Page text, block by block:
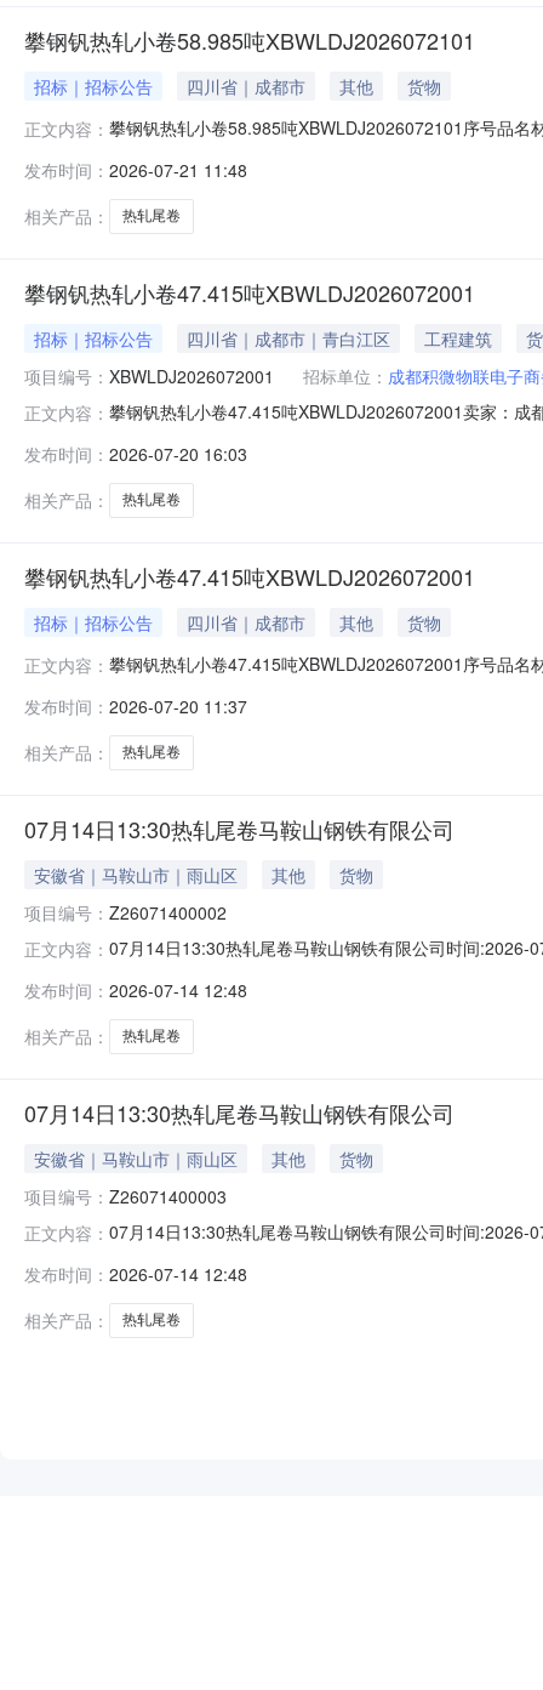
攀钢钒热轧小卷58.985吨XBWLDJ2026072101
招标｜招标公告 四川省｜成都市 其他
货物
正文内容： 攀钢钒热轧小卷58.985吨XBWLDJ2026072101序号品
热轧尾卷（小卷）S355MC(X)2*1145*C攀钢钒1/1.9破
发布时间： 2026-07-21 11:48
相关产品：
热轧尾卷
攀钢钒热轧小卷47.415吨XBWLDJ2026072001
招标｜招标公告 四川省｜成都市｜青白江区 工程建筑
项目编号： XBWLDJ2026072001 招标单位： 成都积微物联电子
正文内容： 攀钢钒热轧小卷47.415吨XBWLDJ2026072001卖家：
1/1.795折边(因非计划产品的特殊性，可能存在与描述
发布时间： 2026-07-20 16:03
相关产品：
热轧尾卷
攀钢钒热轧小卷47.415吨XBWLDJ2026072001
招标｜招标公告 四川省｜成都市 其他
货物
正文内容： 攀钢钒热轧小卷47.415吨XBWLDJ2026072001序号品
卷）Q235B2.3*1250*C攀钢钒1/2.64折边(因非计划产品
发布时间： 2026-07-20 11:37
相关产品：
热轧尾卷
07月14日13:30热轧尾卷马鞍山钢铁有限公司
安徽省｜马鞍山市｜雨山区 其他
货物
项目编号： Z26071400002
正文内容： 07月14日13:30热轧尾卷马鞍山钢铁有限公司时间
保证金：￥500.00元交易保证金：￥500.00元竞价保
发布时间： 2026-07-14 12:48
相关产品：
热轧尾卷
07月14日13:30热轧尾卷马鞍山钢铁有限公司
安徽省｜马鞍山市｜雨山区 其他
货物
项目编号： Z26071400003
正文内容： 07月14日13:30热轧尾卷马鞍山钢铁有限公司时间
保证金：￥500.00元交易保证金：￥500.00元竞价保
发布时间： 2026-07-14 12:48
相关产品：
热轧尾卷